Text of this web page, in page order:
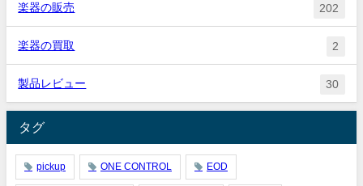
楽器の販売 202
楽器の買取 2
製品レビュー 30
タグ
pickup ONE CONTROL EOD